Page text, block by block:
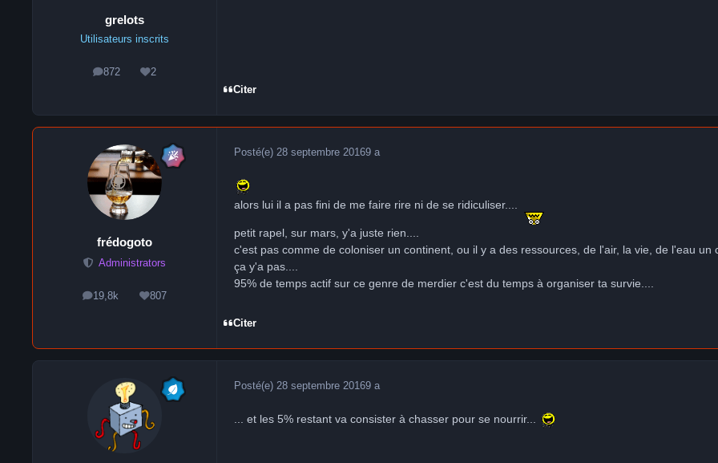
grelots
Utilisateurs inscrits
872
messages2
Réputation
Citer
frédogoto
Administrators
19,8k
messages807
Réputation
Posté(e) 28 septembre 20169 a
alors lui il a pas fini de me faire rire ni de se ridiculiser....
petit rapel, sur mars, y'a juste rien....
c'est pas comme de coloniser un continent, ou il y a des ressources, de l'air, la vie, de l'eau
ça y'a pas....
95% de temps actif sur ce genre de merdier c'est du temps à organiser ta survie....
Citer
Posté(e) 28 septembre 20169 a
... et les 5% restant va consister à chasser pour se nourrir...